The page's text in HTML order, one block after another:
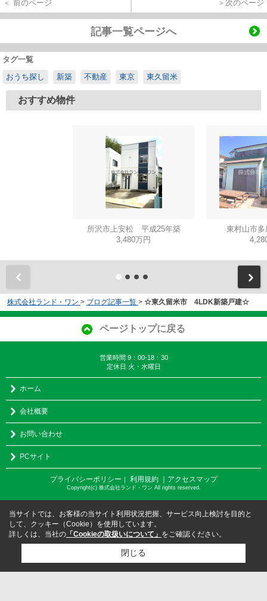
＜ 前のページ ＞次のページ
記事一覧ページへ
タグ一覧
おうち探し
新築 不動産 東京 東久留米
おすすめ物件
所沢市上安松 平成25年築
3,480万円
東村山市
株式会社ランド・ワン > ブログ記事一覧 > ☆東久留米市 4LDK新築戸建☆
ページトップに戻る
営業時間:9：00-18：30
定休日:火・水曜日
ホーム
会社概要
お問い合わせ
PCサイト
プライバシーポリシー ｜ 利用規約 ｜アクセスマップ
Copyright(c) 株式会社ランド・ワン All rights reserved.
当サイトでは、お客様の当サイト利用状況把握、サービス向上検討を目的と
して、クッキー（Cookie）を使用しています。
詳しくは、当社の 「Cookieの取扱いについて」 をご確認ください。
閉じる